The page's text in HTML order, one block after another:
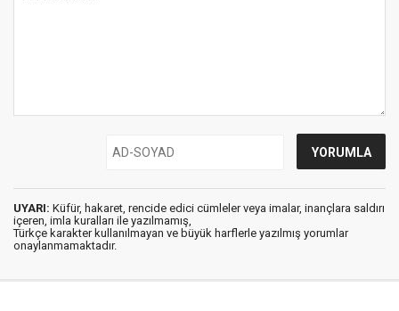
UYARI: Küfür, hakaret, rencide edici cümleler veya imalar, inançlara saldırı
içeren, imla kuralları ile yazılmamış,
Türkçe karakter kullanılmayan ve büyük harflerle yazılmış yorumlar
onaylanmamaktadır.